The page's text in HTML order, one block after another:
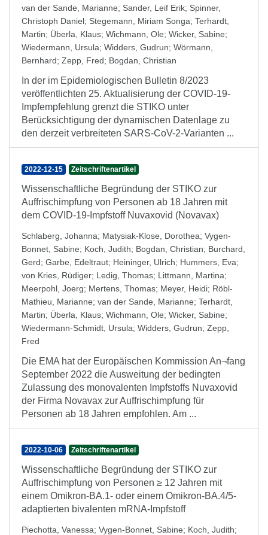
van der Sande, Marianne; Sander, Leif Erik; Spinner,
Christoph Daniel; Stegemann, Miriam Songa; Terhardt,
Martin; Überla, Klaus; Wichmann, Ole; Wicker, Sabine;
Wiedermann, Ursula; Widders, Gudrun; Wörmann,
Bernhard; Zepp, Fred; Bogdan, Christian
In der im Epidemiologischen Bulletin 8/2023
veröffentlichten 25. Aktualisierung der COVID-19-
Impfempfehlung grenzt die STIKO unter
Berücksichtigung der dynamischen Datenlage zu
den derzeit verbreiteten SARS-CoV-2-Varianten ...
2022-12-15 Zeitschriftenartikel
Wissenschaftliche Begründung der STIKO zur
Auffrischimpfung von Personen ab 18 Jahren mit
dem COVID-19-Impfstoff Nuvaxovid (Novavax)
Schlaberg, Johanna; Matysiak-Klose, Dorothea; Vygen-
Bonnet, Sabine; Koch, Judith; Bogdan, Christian; Burchard,
Gerd; Garbe, Edeltraut; Heininger, Ulrich; Hummers, Eva;
von Kries, Rüdiger; Ledig, Thomas; Littmann, Martina;
Meerpohl, Joerg; Mertens, Thomas; Meyer, Heidi; Röbl-
Mathieu, Marianne; van der Sande, Marianne; Terhardt,
Martin; Überla, Klaus; Wichmann, Ole; Wicker, Sabine;
Wiedermann-Schmidt, Ursula; Widders, Gudrun; Zepp,
Fred
Die EMA hat der Europäischen Kommission An¬fang
September 2022 die Ausweitung der bedingten
Zulassung des monovalenten Impfstoffs Nuvaxovid
der Firma Novavax zur Auffrischimpfung für
Personen ab 18 Jahren empfohlen. Am ...
2022-10-06 Zeitschriftenartikel
Wissenschaftliche Begründung der STIKO zur
Auffrischimpfung von Personen ≥ 12 Jahren mit
einem Omikron-BA.1- oder einem Omikron-BA.4/5-
adaptierten bivalenten mRNA-Impfstoff
Piechotta, Vanessa; Vygen-Bonnet, Sabine; Koch, Judith;